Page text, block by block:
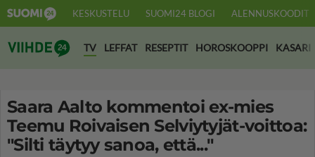
KESKUSTELU SUOMI24 BLOGI ALENNUSKOODIT
Suomi24 Viihde
TV LEFFAT RESEPTIT HOROSKOOPPI KASARI
Saara Aalto kommentoi ex-mies
Teemu Roivaisen Selviytyjät-voittoa:
"Silti täytyy sanoa, että..."